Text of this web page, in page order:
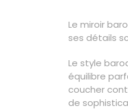
Le miroir
ses détails
Le style
équilibre
coucher
de